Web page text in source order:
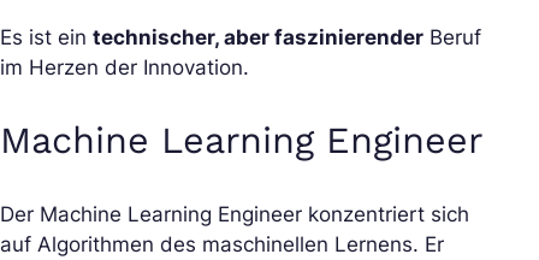
Es ist ein technischer, aber faszinierender Beruf
im Herzen der Innovation.
Machine Learning Engineer
Der Machine Learning Engineer konzentriert sich
auf Algorithmen des maschinellen Lernens. Er